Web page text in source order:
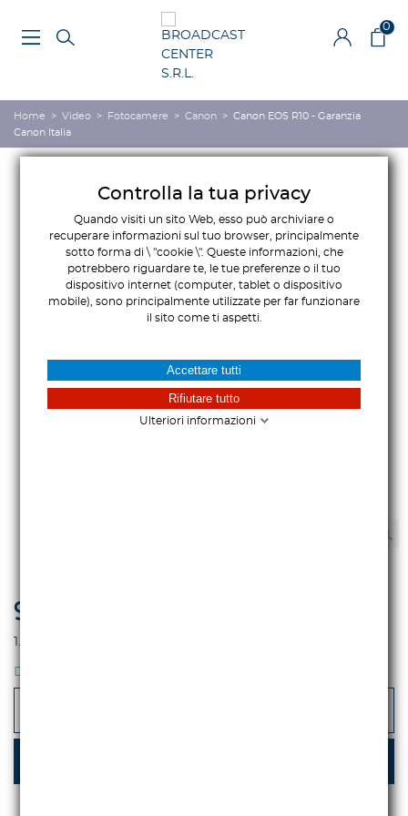
0
Home > Video > Fotocamere > Canon > Canon EOS R10 - Garanzia
Canon Italia
909,02 €
1.109,00 €
DISPONIBILE
Controlla la tua privacy
Quando visiti un sito Web, esso può archiviare o
recuperare informazioni sul tuo browser, principalmente
sotto forma di \ "cookie \". Queste informazioni, che
potrebbero riguardare te, le tue preferenze o il tuo
dispositivo internet (computer, tablet o dispositivo
mobile), sono principalmente utilizzate per far funzionare
il sito come ti aspetti.
Ulteriori informazioni
Accettare tutti
Rifiutare tutto